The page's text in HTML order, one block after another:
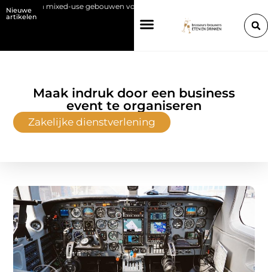
Nieuwe
artikelen
use gebouwen volgens een architectenbureau in Hasselt
Maak indruk door een business
event te organiseren
Zakelijke dienstverlening